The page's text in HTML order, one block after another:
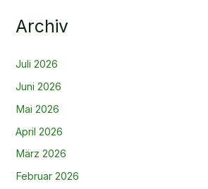
Archiv
Juli 2026
Juni 2026
Mai 2026
April 2026
März 2026
Februar 2026